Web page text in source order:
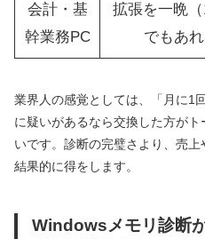
会計・基
幹業務PC
拡張を一晩
でもあ
業界人の感覚としては、「月に1
に疑いがあるなら交換した方が
いです。診断の完璧さより、売
結果的に得をします。
Windowsメモリ診断